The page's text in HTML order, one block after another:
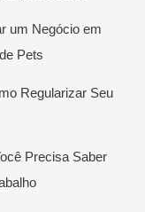
um Negócio em
Pets
Regularizar Seu
Precisa Saber